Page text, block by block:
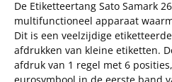
De Etiketteertang Sato Samark
multifunctioneel apparaat
Dit is een veelzijdige
afdrukken van kleine etiketten.
afdruk van 1 regel met 6